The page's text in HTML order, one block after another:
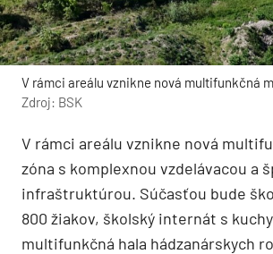
V rámci areálu vznikne nová multifunkčná
Zdroj: BSK
V rámci areálu vznikne nová
zóna s komplexnou vzdelávacou a
infraštruktúrou. Súčasťou bude
800 žiakov, školský internát s
multifunkčná hala hádzanárskych